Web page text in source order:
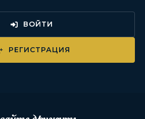
ВОЙТИ
РЕГИСТРАЦИЯ